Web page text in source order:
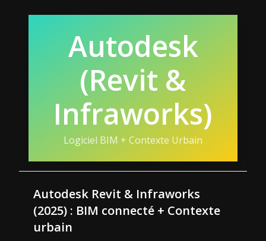
Autodesk
(Revit &
Infraworks)
Logiciel BIM + Contexte Urbain
Autodesk Revit & Infraworks
(2025) : BIM connecté + Contexte
urbain